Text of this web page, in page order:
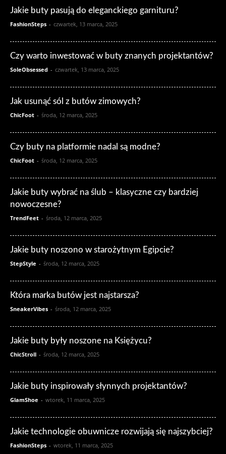
Jakie buty pasują do eleganckiego garnituru?
FashionSteps - czwartek, 13 marca, 2025
Czy warto inwestować w buty znanych projektantów?
SoleObsessed - czwartek, 13 marca, 2025
Jak usunąć sól z butów zimowych?
ChicFoot - środa, 12 marca, 2025
Czy buty na platformie nadal są modne?
ChicFoot - środa, 12 marca, 2025
Jakie buty wybrać na ślub – klasyczne czy bardziej
nowoczesne?
TrendFeet - środa, 12 marca, 2025
Jakie buty noszono w starożytnym Egipcie?
StepStyle - środa, 12 marca, 2025
Która marka butów jest najstarsza?
SneakerVibes - środa, 12 marca, 2025
Jakie buty były noszone na Księżycu?
ChicStroll - środa, 12 marca, 2025
Jakie buty inspirowały słynnych projektantów?
GlamShoe - wtorek, 11 marca, 2025
Jakie technologie obuwnicze rozwijają się najszybciej?
FashionSteps - wtorek, 11 marca, 2025